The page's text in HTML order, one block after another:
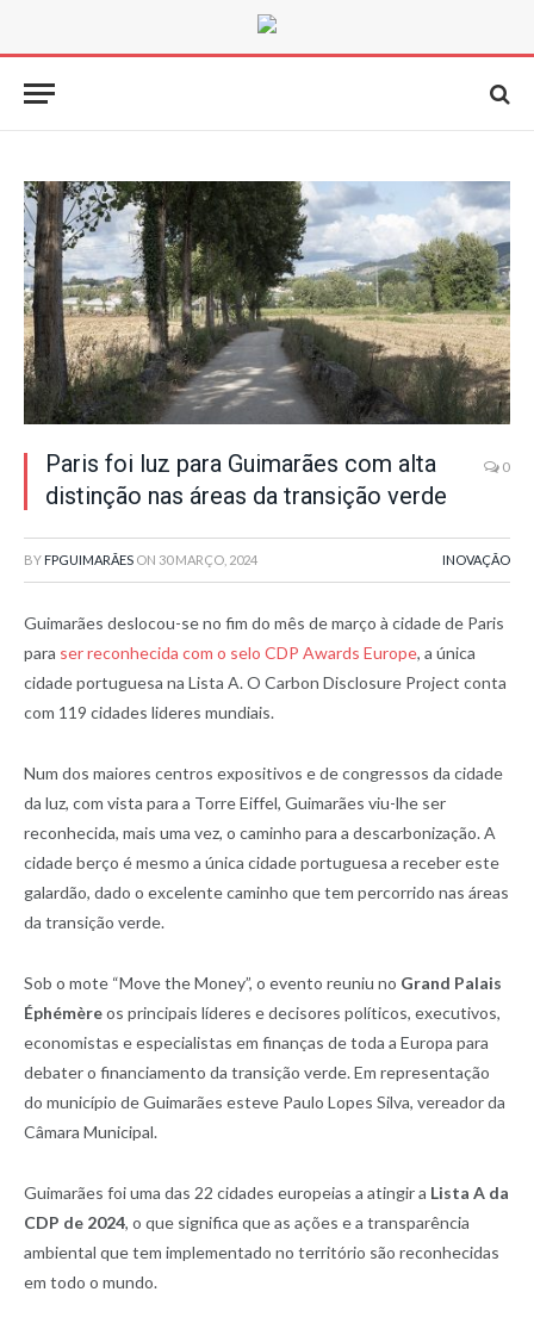
Paris foi luz para Guimarães com alta
distinção nas áreas da transição verde
0
BY FPGUIMARÃES ON 30 MARÇO, 2024 INOVAÇÃO
Guimarães deslocou-se no fim do mês de março à cidade de Paris
para ser reconhecida com o selo CDP Awards Europe, a única
cidade portuguesa na Lista A. O Carbon Disclosure Project conta
com 119 cidades lideres mundiais.
Num dos maiores centros expositivos e de congressos da cidade
da luz, com vista para a Torre Eiffel, Guimarães viu-lhe ser
reconhecida, mais uma vez, o caminho para a descarbonização. A
cidade berço é mesmo a única cidade portuguesa a receber este
galardão, dado o excelente caminho que tem percorrido nas áreas
da transição verde.
Sob o mote “Move the Money”, o evento reuniu no Grand Palais
Éphémèreos principais líderes e decisores políticos, executivos,
economistas e especialistas em finanças de toda a Europa para
debater o financiamento da transição verde. Em representação
do município de Guimarães esteve Paulo Lopes Silva, vereador da
Câmara Municipal.
Guimarães foi uma das 22 cidades europeias a atingir a Lista A da
CDP de 2024, o que significa que as ações e a transparência
ambiental que tem implementado no território são reconhecidas
em todo o mundo.